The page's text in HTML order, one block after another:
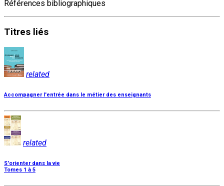
Références bibliographiques
Titres liés
related
Accompagner l'entrée dans le métier des enseignants
related
S'orienter dans la vie
Tomes 1 à 5